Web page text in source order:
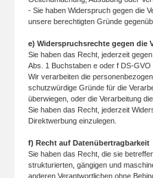
- Sie haben Widerspruch gegen die
unsere berechtigten Gründe
e) Widerspruchsrechte gegen die
Sie haben das Recht, jederzeit
Abs. 1 Buchstaben e oder f DS-
Wir verarbeiten die
schutzwürdige Gründe für die
überwiegen, oder die Verarbeitung
Sie haben das Recht, jederzeit
Direktwerbung einzulegen.
f) Recht auf Datenübertragbarkeit
Sie haben das Recht, die sie
strukturierten, gängigen und
anderen Verantwortlichen ohne